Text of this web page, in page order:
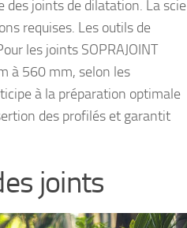
joints de dilatation. La scie
requises. Les outils de
les joints SOPRAJOINT
à 560 mm, selon les
à la préparation optimale
des profilés et garantit
joints